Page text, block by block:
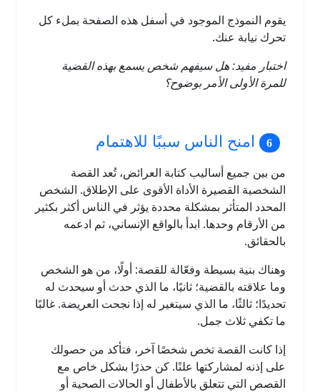
يقوم النموذج الموجود في أسفل هذه الصفحة بملء كل
تحرك نيابة عنك.
اختبار مفيد: هل سيفهم شخص يسمع بهذه القضية
للمرة الأولى الأمر بوضوح؟
امنح الناس سببًا للاهتمام
من بين جميع أساليب كتابة العرائض، تُعد القصة
الشخصية القصيرة الأداة الأقوى على الإطلاق. الشخص
المحدد المتأثر بمشكلة محددة يؤثر في الناس أكثر بكثير
من الأرقام وحدها. ابدأ بالواقع الإنساني، ثم ادعمه
بالحقائق.
وهناك بنية بسيطة وفعّالة للقصة: أولًا، من هو الشخص
وما علاقته بالقضية؛ ثانيًا، ما الذي حدث أو سيحدث له
تحديدًا؛ ثالثًا، ما الذي سيتغير له إذا نجحت العريضة. غالبًا
ما تكفي ثلاث جمل.
إذا كانت القصة تخص شخصًا آخر، فتأكد من حصولك
على إذنه لمشاركتها علنًا. كن حذرًا بشكل خاص مع
القصص التي تتعلق بالأطفال أو الحالات الصحية أو